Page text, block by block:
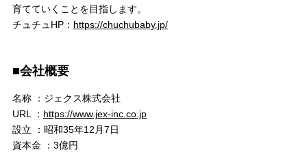
育てていくことを目指します。
チュチュHP： https://chuchubaby.jp/
■会社概要
名称 ：ジェクス株式会社
URL ： https://www.jex-inc.co.jp
設立 ：昭和35年12月7日
資本金 ：3億円